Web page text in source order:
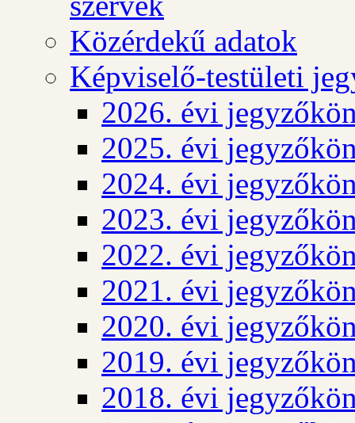
Közérdekű adatok
Képviselő-testületi
2026. évi
2025. évi
2024. évi
2023. évi
2022. évi
2021. évi
2020. évi
2019. évi
2018. évi